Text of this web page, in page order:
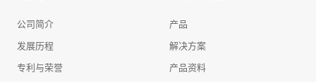
公司简介
发展历程
专利与荣誉
产品
解决方案
产品资料